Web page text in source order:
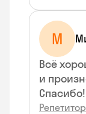
М
Всё
и
Спасибо!